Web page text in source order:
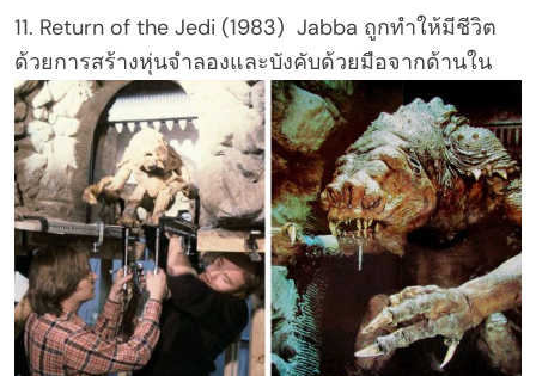
11. Return of the Jedi (1983) Jabba ถูกทำให้มีชีวิต
ด้วยการสร้างหุ่นจำลองและบังคับด้วยมือจากด้านใน